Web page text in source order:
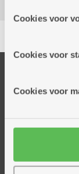
informatie over
partners
Cookies voor
Cookies voor
Cookies voor